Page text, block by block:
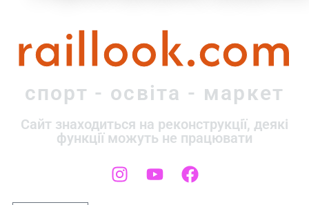
raillook.com
спорт - освіта - маркет
Сайт знаходиться на реконструкції, деякі
функції можуть не працювати